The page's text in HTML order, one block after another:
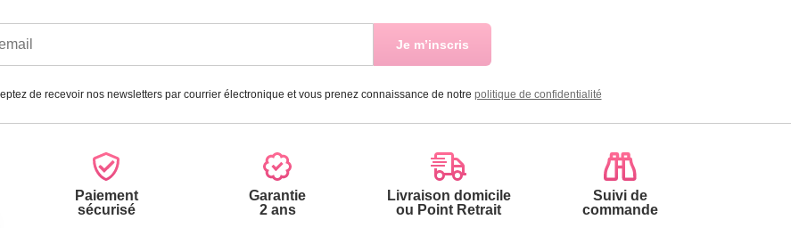
Je m’inscris
de recevoir nos newsletters par courrier électronique et vous prenez connaissance de notre politique de confidentialité
Paiement
sécurisé
Garantie
2 ans
Livraison domicile
ou Point Retrait
Suivi de
commande